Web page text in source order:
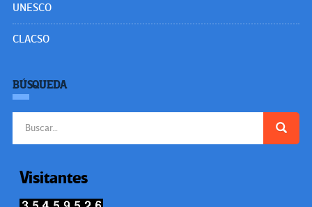
UNESCO
CLACSO
BÚSQUEDA
Visitantes